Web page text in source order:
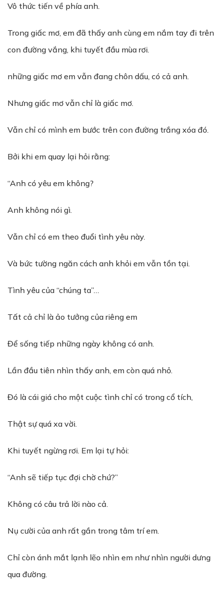
Vô thức tiến về phía anh.
Trong giấc mơ, em đã thấy anh cùng em nắm tay đi trên
con đường vắng, khi tuyết đầu mùa rơi.
những giấc mơ em vẫn đang chôn dấu, có cả anh.
Nhưng giấc mơ vẫn chỉ là giấc mơ.
Vẫn chỉ có mình em bước trên con đường trắng xóa đó.
Bởi khi em quay lại hỏi rằng:
“Anh có yêu em không?
Anh không nói gì.
Vẫn chỉ có em theo đuổi tình yêu này.
Và bức tường ngăn cách anh khỏi em vẫn tồn tại.
Tình yêu của “chúng ta”…
Tất cả chỉ là ảo tưởng của riêng em
Để sống tiếp những ngày không có anh.
Lần đầu tiên nhìn thấy anh, em còn quá nhỏ.
Đó là cái giá cho một cuộc tình chỉ có trong cổ tích,
Thật sự quá xa vời.
Khi tuyết ngừng rơi. Em lại tự hỏi:
“Anh sẽ tiếp tục đợi chờ chứ?”
Không có câu trả lời nào cả.
Nụ cười của anh rất gần trong tâm trí em.
Chỉ còn ánh mắt lạnh lẽo nhìn em như nhìn người dưng
qua đường.